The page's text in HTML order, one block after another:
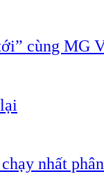
cùng MG
nhất